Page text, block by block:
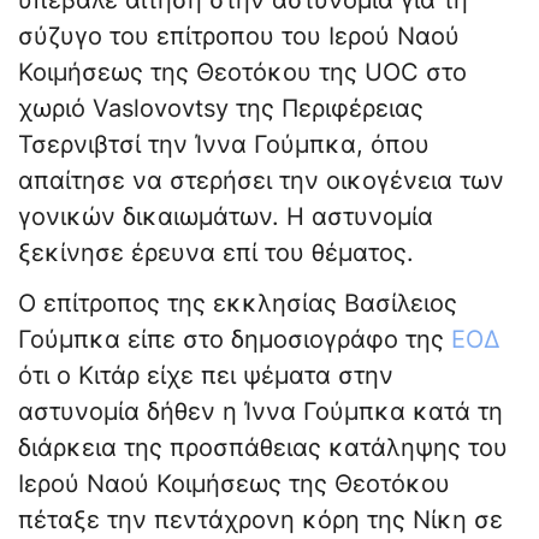
σύζυγο του επίτροπου του Ιερού Ναού
Κοιμήσεως της Θεοτόκου της UOC στο
χωριό Vaslovovtsy της Περιφέρειας
Τσερνιβτσί την Ίννα Γούμπκα, όπου
απαίτησε να στερήσει την οικογένεια των
γονικών δικαιωμάτων. Η αστυνομία
ξεκίνησε έρευνα επί του θέματος.
Ο επίτροπος της εκκλησίας Βασίλειος
Γούμπκα είπε στο δημοσιογράφο της ΕΟΔ
ότι ο Κιτάρ είχε πει ψέματα στην
αστυνομία δήθεν η Ίννα Γούμπκα κατά τη
διάρκεια της προσπάθειας κατάληψης του
Ιερού Ναού Κοιμήσεως της Θεοτόκου
πέταξε την πεντάχρονη κόρη της Νίκη σε